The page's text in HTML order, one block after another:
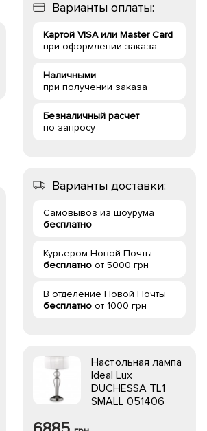
Варианты оплаты:
Картой VISA или Master Card
при оформлении заказа
Наличными
при получении заказа
Безналичный расчет
по запросу
Варианты доставки:
Самовывоз из шоурума
бесплатно
Курьером Новой Почты
бесплатно от 5000 грн
В отделение Новой Почты
бесплатно от 1000 грн
Настольная лампа
Ideal Lux
DUCHESSA TL1
SMALL 051406